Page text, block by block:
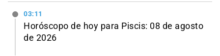
03:11
Horóscopo de hoy para Piscis: 08 de agosto
de 2026